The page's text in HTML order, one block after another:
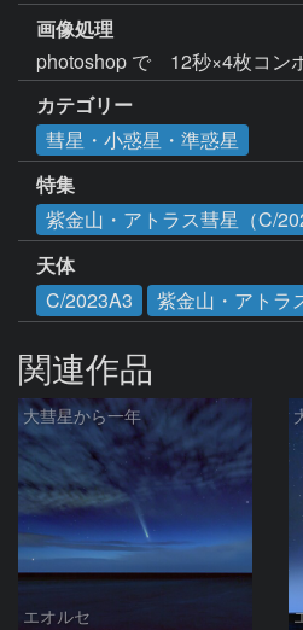
画像処理
photoshop で　12秒×4枚コン
カテゴリー
彗星・小惑星・準惑星
特集
紫金山・アトラス彗星（C/
天体
C/2023A3
紫金山・アトラ
関連作品
大彗星から一年
エオルセ